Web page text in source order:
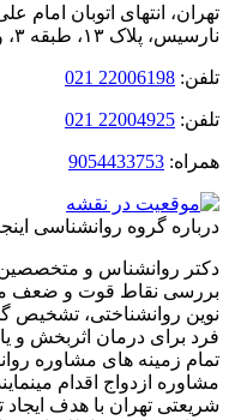
انتهای اتوبان امام‌
۱۳، طبقه ۳، واحد ۳۰۴
22006198 021
22004925 021
9054433753
گروه روانشناسی اینجا
روانشناس و متخصصین
نقاط قوت و ضعف
روانشناختی، تشخیص
درمان اثربخش و یا
زمینه های مشاوره
ازدواج اقدام مینمایند.
تهران با هدف ایجاد